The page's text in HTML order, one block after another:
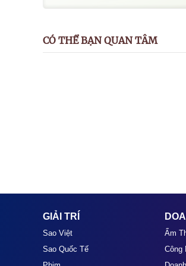
CÓ THỂ BẠN QUAN TÂM
GIẢI TRÍ
Sao Việt
Sao Quốc Tế
Ẩm
Công